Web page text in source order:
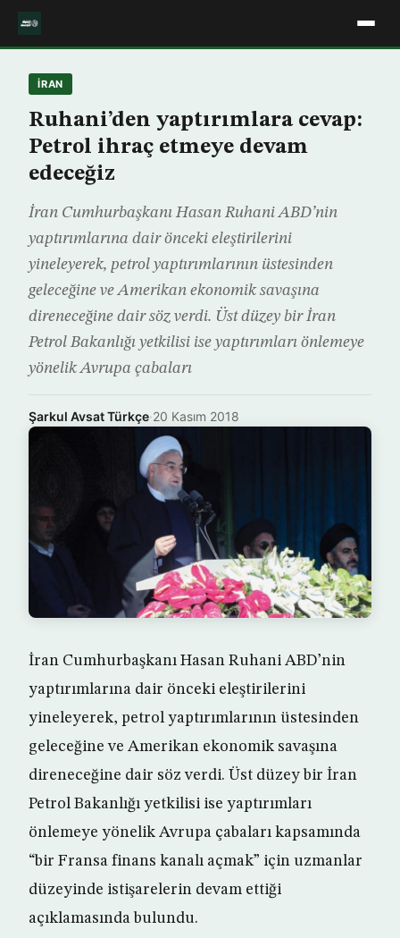
İRAN
Ruhani’den yaptırımlara cevap:
Petrol ihraç etmeye devam
edeceğiz
İran Cumhurbaşkanı Hasan Ruhani ABD’nin
yaptırımlarına dair önceki eleştirilerini
yineleyerek, petrol yaptırımlarının üstesinden
geleceğine ve Amerikan ekonomik savaşına
direneceğine dair söz verdi. Üst düzey bir İran
Petrol Bakanlığı yetkilisi ise yaptırımları önlemeye
yönelik Avrupa çabaları
Şarkul Avsat Türkçe·20 Kasım 2018
İran Cumhurbaşkanı Hasan Ruhani ABD’nin
yaptırımlarına dair önceki eleştirilerini
yineleyerek, petrol yaptırımlarının üstesinden
geleceğine ve Amerikan ekonomik savaşına
direneceğine dair söz verdi. Üst düzey bir İran
Petrol Bakanlığı yetkilisi ise yaptırımları
önlemeye yönelik Avrupa çabaları kapsamında
“bir Fransa finans kanalı açmak” için uzmanlar
düzeyinde istişarelerin devam ettiği
açıklamasında bulundu.